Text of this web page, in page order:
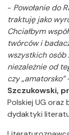
- Powołanie do
traktuję jako
Chciałbym
twórców i
wszystkich
niezależnie od
czy „amatorsko”
Szczukowski,
Polskiej UG
dydaktyki